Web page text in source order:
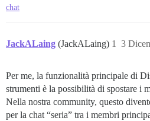
chat
JackALaing (JackALaing) 3
1
Per me, la funzionalità principale di
strumenti è la possibilità di spostare i
Nella nostra community, questo
per la chat “seria” tra i membri